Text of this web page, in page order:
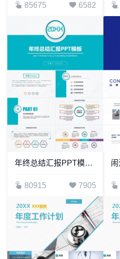
85675 6582
年终总结汇报PPT模板适用年终总结新年计划工作汇报述职报告项目策划
80915 7905